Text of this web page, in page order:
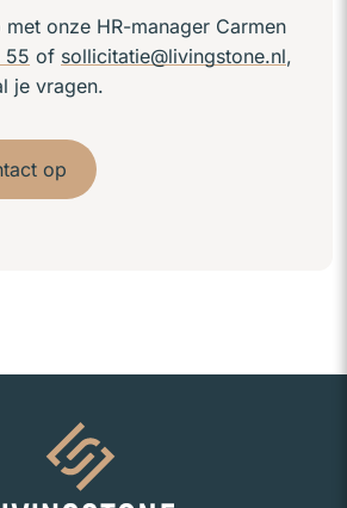
onze HR-manager Carmen
55 of sollicitatie@livingstone.nl,
je vragen.
op
homepage